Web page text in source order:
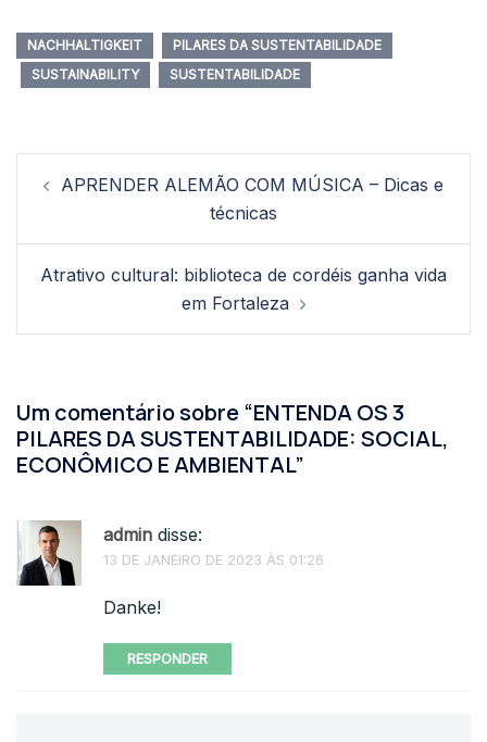
NACHHALTIGKEIT
PILARES DA SUSTENTABILIDADE
SUSTAINABILITY
SUSTENTABILIDADE
APRENDER ALEMÃO COM MÚSICA – Dicas e
técnicas
Atrativo cultural: biblioteca de cordéis ganha vida
em Fortaleza
Um comentário sobre “ENTENDA OS 3
PILARES DA SUSTENTABILIDADE: SOCIAL,
ECONÔMICO E AMBIENTAL”
admin disse:
13 DE JANEIRO DE 2023 ÀS 01:26
Danke!
RESPONDER